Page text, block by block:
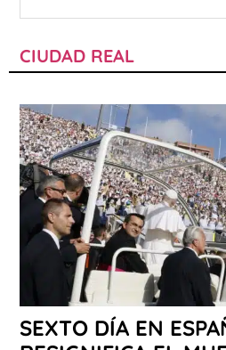
CIUDAD REAL
SEXTO DÍA EN